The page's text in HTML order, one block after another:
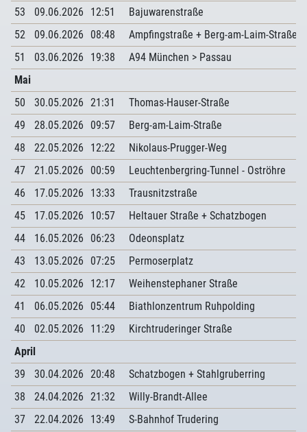
53
09.06.2026 12:51
Bajuwarenstraße
52
09.06.2026 08:48
Ampfingstraße + Berg-am-Laim-Straße
51
03.06.2026 19:38
A94 München > Passau
Mai
50
30.05.2026 21:31
Thomas-Hauser-Straße
49
28.05.2026 09:57
Berg-am-Laim-Straße
48
22.05.2026 12:22
Nikolaus-Prugger-Weg
47
21.05.2026 00:59
Leuchtenbergring-Tunnel - Oströhre
46
17.05.2026 13:33
Trausnitzstraße
45
17.05.2026 10:57
Heltauer Straße + Schatzbogen
44
16.05.2026 06:23
Odeonsplatz
43
13.05.2026 07:25
Permoserplatz
42
10.05.2026 12:17
Weihenstephaner Straße
41
06.05.2026 05:44
Biathlonzentrum Ruhpolding
40
02.05.2026 11:29
Kirchtruderinger Straße
April
39
30.04.2026 20:48
Schatzbogen + Stahlgruberring
38
24.04.2026 21:32
Willy-Brandt-Allee
37
22.04.2026 13:49
S-Bahnhof Trudering